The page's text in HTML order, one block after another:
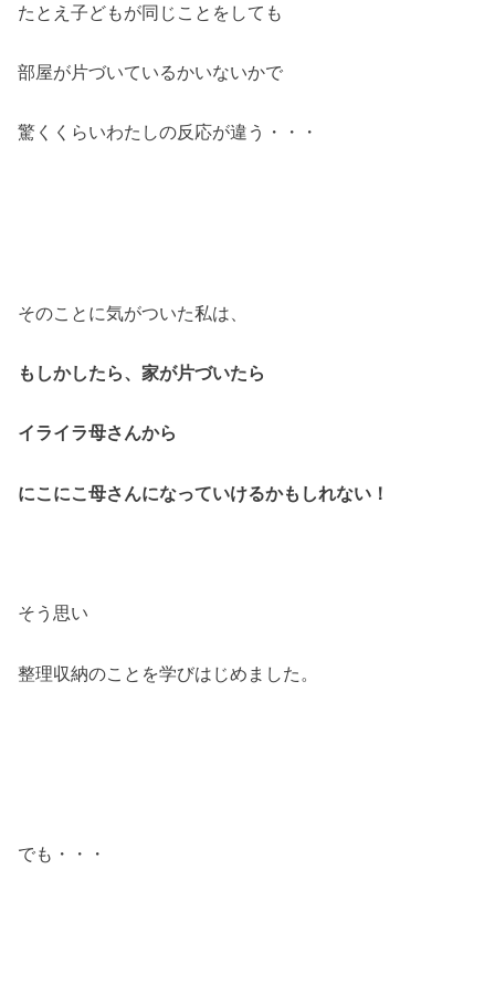
たとえ子どもが同じことをしても
部屋が片づいているかいないかで
驚くくらいわたしの反応が違う・・・
そのことに気がついた私は、
もしかしたら、家が片づいたら
イライラ母さんから
にこにこ母さんになっていけるかもしれない！
そう思い
整理収納のことを学びはじめました。
でも・・・